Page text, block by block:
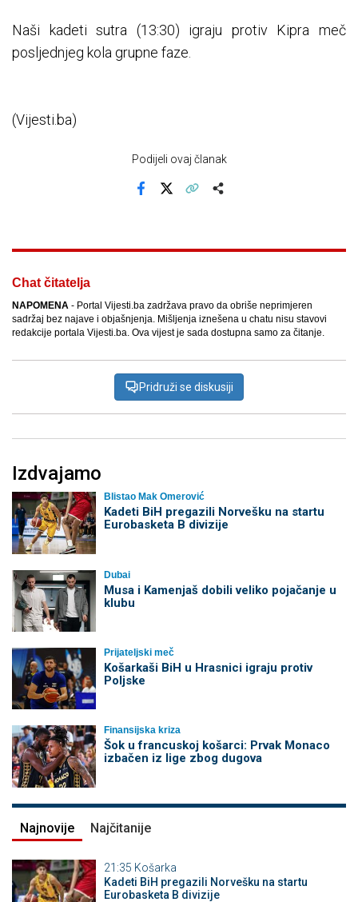
Naši kadeti sutra (13:30) igraju protiv Kipra meč
posljednjeg kola grupne faze.
(Vijesti.ba)
Podijeli ovaj članak
Chat čitatelja
NAPOMENA - Portal Vijesti.ba zadržava pravo da obriše neprimjeren
sadržaj bez najave i objašnjenja. Mišljenja iznešena u chatu nisu stavovi
redakcije portala Vijesti.ba. Ova vijest je sada dostupna samo za čitanje.
Pridruži se diskusiji
Izdvajamo
Blistao Mak Omerović
Kadeti BiH pregazili Norvešku na startu
Eurobasketa B divizije
Dubai
Musa i Kamenjaš dobili veliko pojačanje u
klubu
Prijateljski meč
Košarkaši BiH u Hrasnici igraju protiv
Poljske
Finansijska kriza
Šok u francuskoj košarci: Prvak Monaco
izbačen iz lige zbog dugova
Najnovije Najčitanije
21:35 Košarka
Kadeti BiH pregazili Norvešku na startu
Eurobasketa B divizije